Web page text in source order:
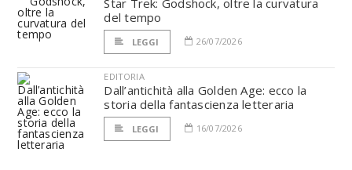
Star Trek: Godshock, oltre la curvatura
del tempo
LEGGI 26/07/2026
EDITORIA
Dall’antichità alla Golden Age: ecco la
storia della fantascienza letteraria
LEGGI 16/07/2026